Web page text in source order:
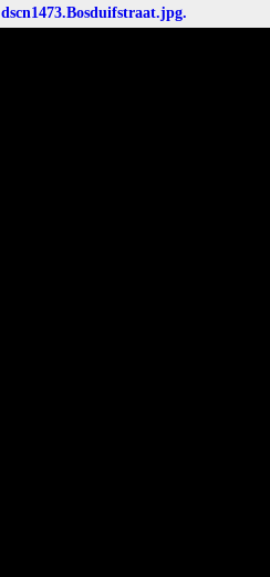
dscn1473.Bosduifstraat.jpg.